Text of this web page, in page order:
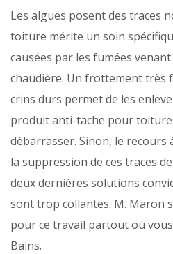
Les algues posent des traces
toiture mérite un soin
causées par les fumées
chaudière. Un frottement très
crins durs permet de les
produit anti-tache pour toiture
débarrasser. Sinon, le recours
la suppression de ces traces
deux dernières solutions
sont trop collantes. M. Maron
pour ce travail partout où
Bains.